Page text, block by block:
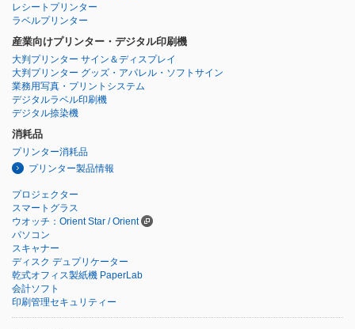
レシートプリンター
ラベルプリンター
産業向けプリンター・デジタル印刷機
大判プリンター サイン＆ディスプレイ
大判プリンター グッズ・アパレル・ソフトサイン
業務用写真・プリントシステム
デジタルラベル印刷機
デジタル捺染機
消耗品
プリンター消耗品
プリンター製品情報
プロジェクター
スマートグラス
ウオッチ：Orient Star / Orient
パソコン
スキャナー
ディスク デュプリケーター
乾式オフィス製紙機 PaperLab
会計ソフト
印刷管理セキュリティー